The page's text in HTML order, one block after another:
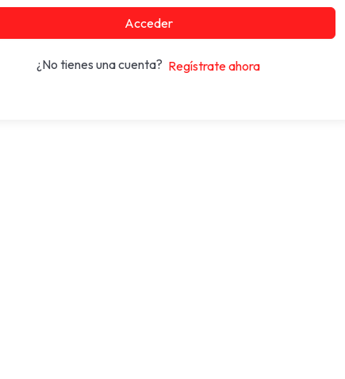
Acceder
¿No tienes una cuenta? Regístrate ahora